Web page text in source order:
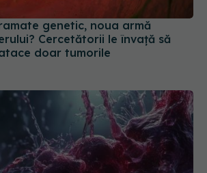
genetic, noua armă
Cercetătorii le învață să
doar tumorile